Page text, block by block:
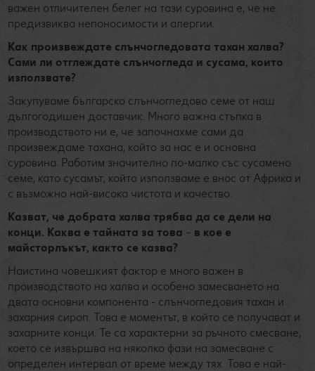
важен отличителен белег на тази суровина е, че не
предизвиква непоносимости и алергии.
Как произвеждате слънчогледовата тахан халва?
Сами ли отглеждате слънчогледа и сусама, които
използвате?
Закупуваме българско слънчогледово семе от наш
дългогодишен доставчик. Много важна стъпка в
производството ни е, че започнахме сами да
произвеждаме тахана, който за нас е и основна
суровина. Работим значително по-малко със сусамено
семе, като сусамът, който използваме е внос от Африка и
с възможно най-висока чистота и качество.
Казват, че добрата халва трябва да се дели на
конци. Каква е тайната за това – в кое е
майсторлъкът, както се казва?
Наистина човешкият фактор е много важен в
производството на халва и особено замесването на
двата основни компонента - слънчогледовия тахан и
захарния сироп. Това е моментът, в който се получават и
захарните конци. Те са характерни за ръчното смесване,
което се извършва на няколко фази на замесване с
определен интервал от време между тях. Това е най-